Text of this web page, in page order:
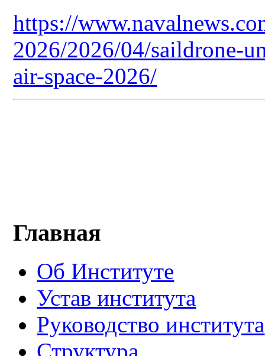
https://
2026/2026/04/saildrone-
air-space-2026/
Главная
Об Институте
Устав института
Руководство института